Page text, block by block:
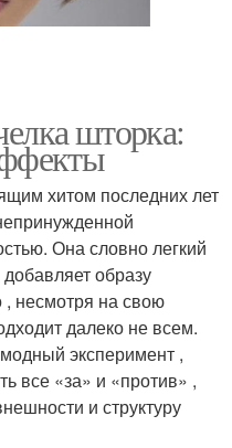
шторка:
хитом последних лет
Она словно легкий
образу
несмотря на свою
далеко не всем.
эксперимент ,
все «за» и «против» ,
и структуру